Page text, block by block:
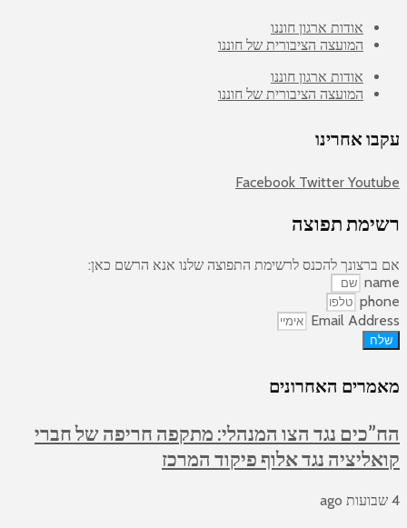
אודות ארגון חוננו
המועצה הציבורית של חוננו
אודות ארגון חוננו
המועצה הציבורית של חוננו
עקבו אחרינו
Facebook Twitter Youtube
רשימת תפוצה
אם ברצונך להכנס לרשימת התפוצה שלנו אנא הרשם כאן:
name
phone
Email Address
שלח
מאמרים האחרונים
הח”כים נגד הצו המנהלי: מתקפה חריפה של חברי
קואליציה נגד אלוף פיקוד המרכז
4 שבועות ago